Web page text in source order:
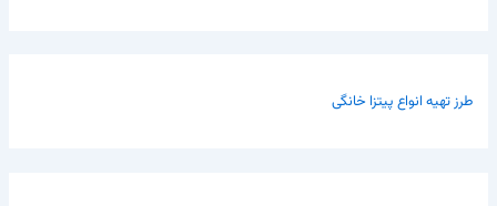
طرز تهیه انواع پیتزا خانگی